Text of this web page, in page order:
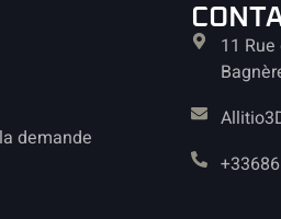
demande
11